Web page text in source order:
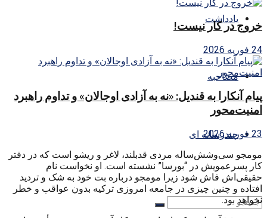
یادداشت
مصاحبه
چندرسانه ای
خروج در کار نیست!
24 فوریه 2026
پیام آنکارا به قندیل: «نه به آزادی اوجالان» و تداوم راهبرد
امنیت‌محور
23 فوریه 2026
مومجو سی‌وشش‌ساله مردی قدبلند، لاغر و ریشو است که در دفتر
کار پسرعمویش در “بورسا” نشسته است. او نخواست نام
حقیقی‌اش فاش شود زیرا مومجو درباره بت خود به شک و تردید
افتاده و چنین چیزی در جامعه امروزی ترکیه بدون عواقب و خطر
نخواهد بود.